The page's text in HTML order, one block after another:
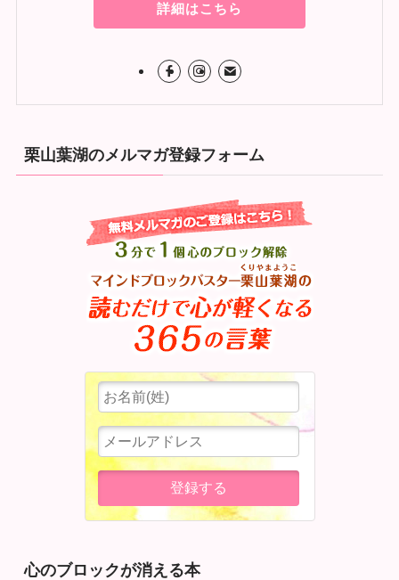
詳細はこちら
栗山葉湖のメルマガ登録フォーム
心のブロックが消える本